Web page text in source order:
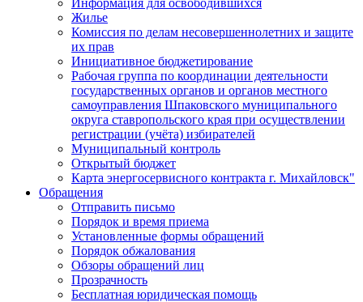
Жилье
Комиссия по делам несовершеннолетних и защите
их прав
Инициативное бюджетирование
Рабочая группа по координации деятельности
государственных органов и органов местного
самоуправления Шпаковского муниципального
округа ставропольского края при осуществлении
регистрации (учёта) избирателей
Муниципальный контроль
Открытый бюджет
Карта энергосервисного контракта г. Михайловск"
Обращения
Отправить письмо
Порядок и время приема
Установленные формы обращений
Порядок обжалования
Обзоры обращений лиц
Прозрачность
Бесплатная юридическая помощь